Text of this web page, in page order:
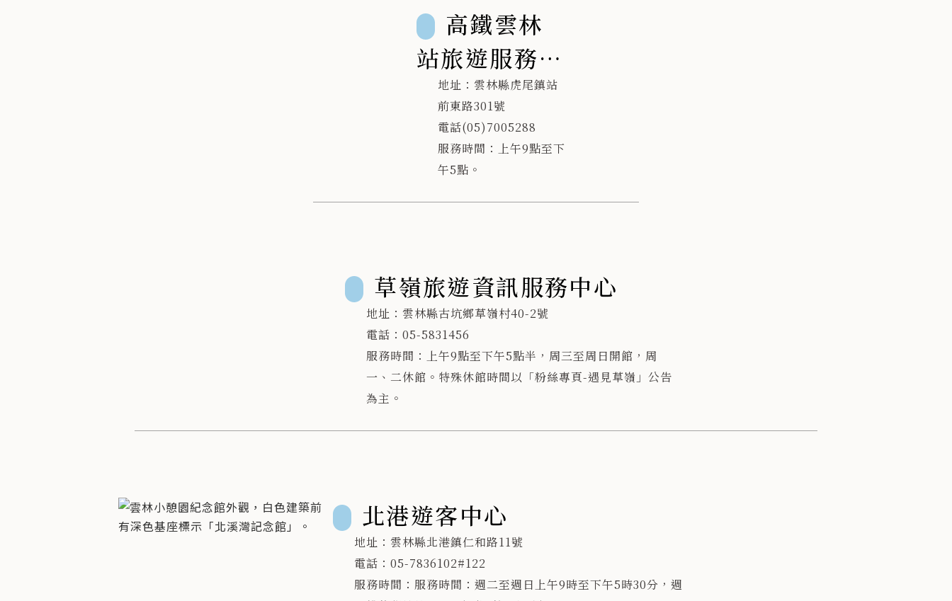
高鐵雲林
站旅遊服務中
心地址：雲林縣虎尾鎮站
前東路301號
電話(05)7005288
服務時間：上午9點至下
午5點。
草嶺旅遊資訊服務中心
地址：雲林縣古坑鄉草嶺村40-2號
電話：05-5831456
服務時間：上午9點至下午5點半，周三至周日開館，周
一、二休館。特殊休館時間以「粉絲專頁-遇見草嶺」公告
為主。
北港遊客中心
地址：雲林縣北港鎮仁和路11號
電話：05-7836102#122
服務時間：服務時間：週二至週日上午9時至下午5時30分，週